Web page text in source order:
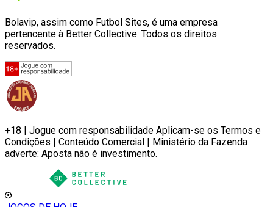
Bolavip, assim como Futbol Sites, é uma empresa
pertencente à Better Collective. Todos os direitos
reservados.
+18 | Jogue com responsabilidade Aplicam-se os Termos e
Condições | Conteúdo Comercial | Ministério da Fazenda
adverte: Aposta não é investimento.